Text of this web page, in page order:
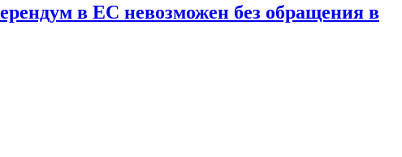
в ЕС невозможен без обращения в